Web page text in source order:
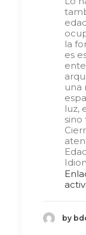
la
es
una
luz,
sino
by